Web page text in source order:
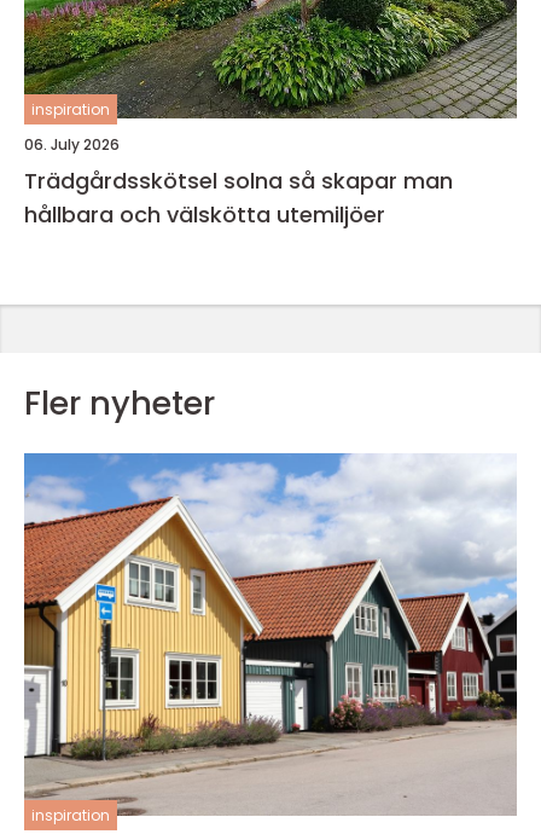
inspiration
06. July 2026
Trädgårdsskötsel solna så skapar man
hållbara och välskötta utemiljöer
Fler nyheter
inspiration